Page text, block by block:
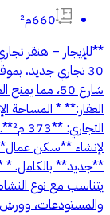
660م²
**للإيجار – هنقر
30 تجاري جديد،
شارع 50، مما
لإنشاء **سكن
**جديد** بالكامل. *
يتناسب مع نوع
والمستودعات، وورش